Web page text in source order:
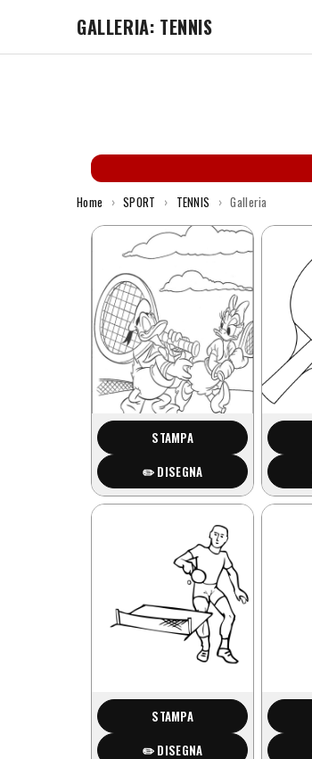
GALLERIA: TENNIS
Home › SPORT › TENNIS › Galleria
STAMPA
✏️ DISEGNA
STAMPA
✏️ DISEGNA